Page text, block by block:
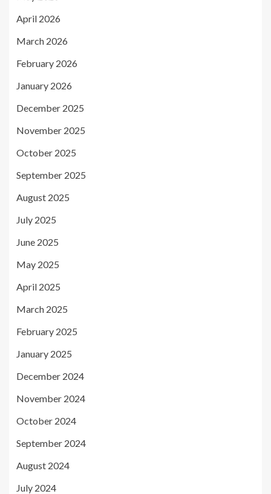
April 2026
March 2026
February 2026
January 2026
December 2025
November 2025
October 2025
September 2025
August 2025
July 2025
June 2025
May 2025
April 2025
March 2025
February 2025
January 2025
December 2024
November 2024
October 2024
September 2024
August 2024
July 2024